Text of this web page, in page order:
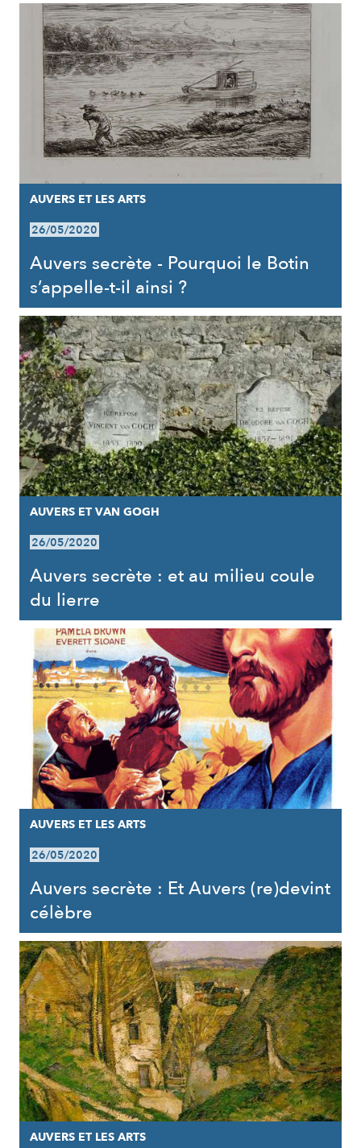
AUVERS ET LES ARTS
26/05/2020
Auvers secrète - Pourquoi le Botin
s’appelle-t-il ainsi ?
AUVERS ET VAN GOGH
26/05/2020
Auvers secrète : et au milieu coule
du lierre
AUVERS ET LES ARTS
26/05/2020
Auvers secrète : Et Auvers (re)devint
célèbre
AUVERS ET LES ARTS